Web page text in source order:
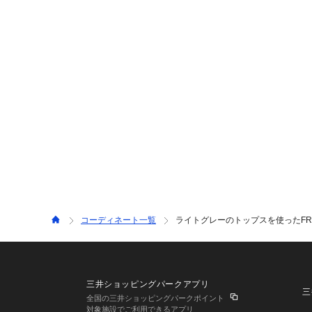
コーディネート一覧 ライトグレーのトップスを使った
三井ショッピングパークアプリ
全国の三井ショッピングパークポイント
対象施設でご利用できるアプリ